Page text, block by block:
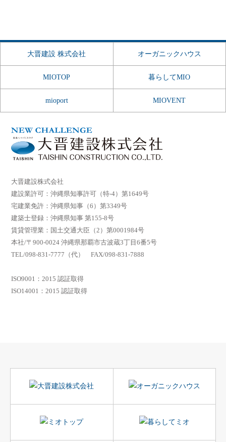
大晋建設 株式会社 オーガニックハウス
MIOTOP 暮らしてMIO
mioport MIOVENT
大晋建設株式会社
建設業許可：沖縄県知事許可（特-4）第1649号
宅建業免許：沖縄県知事（6）第3349号
建築士登録：沖縄県知事 第155-8号
賃貸管理業：国土交通大臣（2）第0001984号
本社/〒900-0024 沖縄県那覇市古波蔵3丁目6番5号
TEL/098-831-7777（代） FAX/098-831-7888
ISO9001：2015 認証取得
ISO14001：2015 認証取得